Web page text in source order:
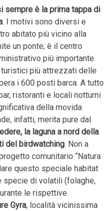
sempre è la prima tappa di
. I motivi sono diversi e
abitato più vicino alla
un ponte; è il centro
più importante
più attrezzati delle
i 600 posti barca. A tutto
ristoranti e locali notturni
della movida
infatti, merita pure dal
la laguna a nord della
del birdwatching. Non a
comunitario “Natura
questo speciale habitat
specie di volatili (folaghe,
le rispettive
Gyra, località vicinissima